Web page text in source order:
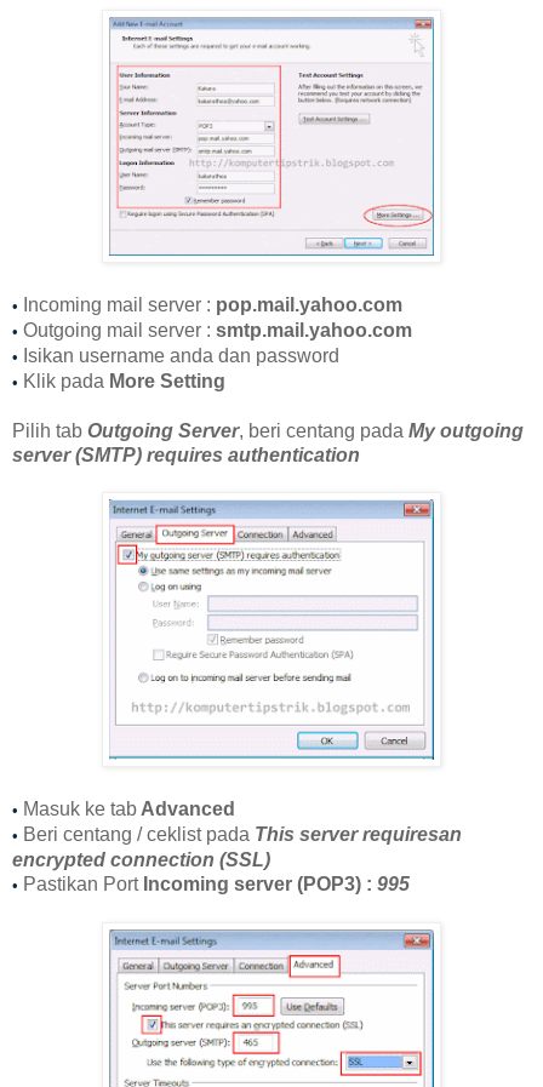
• Incoming mail server : pop.mail.yahoo.com
• Outgoing mail server : smtp.mail.yahoo.com
• Isikan username anda dan password
• Klik pada More Setting
Pilih tab Outgoing Server, beri centang pada My outgoing
server (SMTP) requires authentication
• Masuk ke tab Advanced
• Beri centang / ceklist pada This server requiresan
encrypted connection (SSL)
• Pastikan Port Incoming server (POP3) : 995